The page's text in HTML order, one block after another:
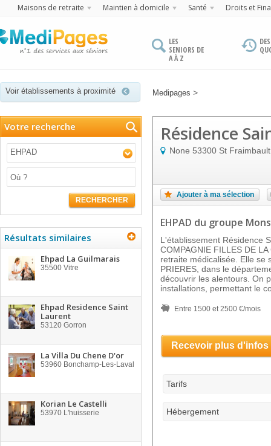
Maisons de retraite Maintien à domicile Santé Droits et
LES
SENIORS DE
A À Z
Voir établissements à proximité Medipages >
Votre recherche
EHPAD
RECHERCHER
Résultats similaires
Ehpad La Guilmarais
35500 Vitre
Ehpad Residence Saint
Laurent
53120 Gorron
La Villa Du Chene D'or
53960 Bonchamp-Les-Laval
Korian Le Castelli
53970 L'huisserie
Résidence
None 53300 St
Ajouter à ma sélection
EHPAD du groupe
L'établissement Résidence
COMPAGNIE FILLES DE
retraite médicalisée. Elle se
PRIERES, dans le
découvrir les alentours. On
installations, permettant le
Entre 1500 et 2500 €/mois
Recevoir plus d'infos
Tarifs
Hébergement